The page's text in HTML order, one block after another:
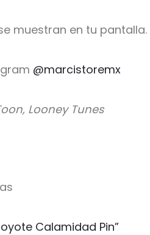
muestran en tu pantalla.
@marcistoremx
Looney Tunes
Calamidad Pin”